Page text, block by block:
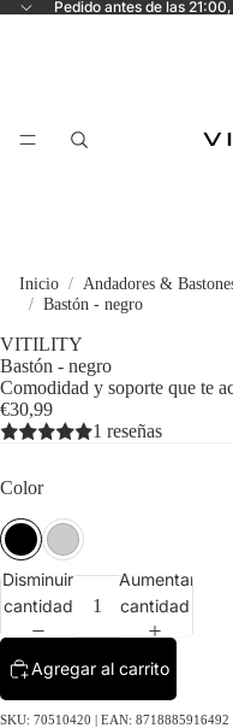
Pedido antes de las
Inicio Andadores &
Bastón - negro
VITILITY
Bastón - negro
Comodidad y soporte que te
€30,99
1 reseñas
Color
Disminuir
cantidad
Aumentar
cantidad
Agregar al carrito
SKU: 70510420 | EAN: 8718885916492